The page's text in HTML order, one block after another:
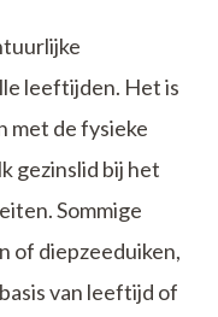
leeftijden. Het is
met de fysieke
gezinslid bij het
Sommige
of diepzeeduiken,
van leeftijd of